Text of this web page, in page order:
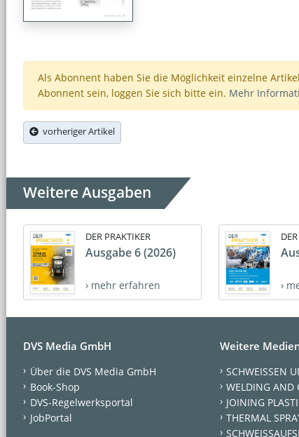
Als Abonnent haben Sie die Möglichkeit einzelne
Abonnent sein, loggen Sie sich bitte ein. Mehr
vorheriger Artikel
Weitere Ausgaben
DER PRAKTIKER
Ausgabe 6 (2026)
› mehr erfahren ›
DVS Media GmbH
Über die DVS Media GmbH
Book-Shop
DVS-Regelwerksportal
JobPortal
Weitere
SCHWEISSEN
WELDING AND
JOINING
THERMAL